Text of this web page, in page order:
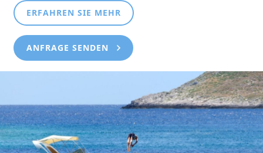
ERFAHREN SIE MEHR
ANFRAGE SENDEN